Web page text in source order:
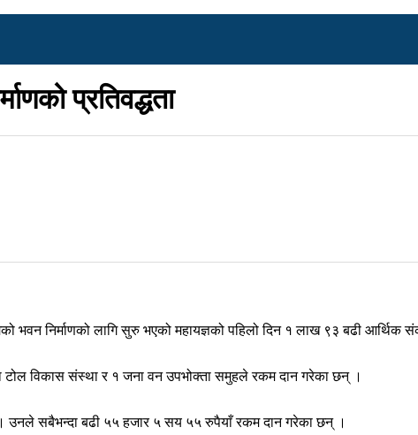
प्रतिवद्धता
भवन निर्माणको लागि सुरु भएको महायज्ञको पहिलो दिन १ लाख ९३ बढी आर्थिक
टोल विकास संस्था र १ जना वन उपभोक्ता समुहले रकम दान गरेका छन् ।
। उनले सबैभन्दा बढी ५५ हजार ५ सय ५५ रुपैयाँ रकम दान गरेका छन् ।